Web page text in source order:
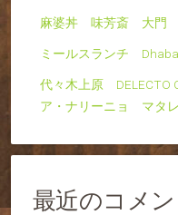
麻婆丼 味芳斎 大門
ミールスランチ
代々木上原 DELECTO
ア・ナリーニョ マタレ
最近のコメン